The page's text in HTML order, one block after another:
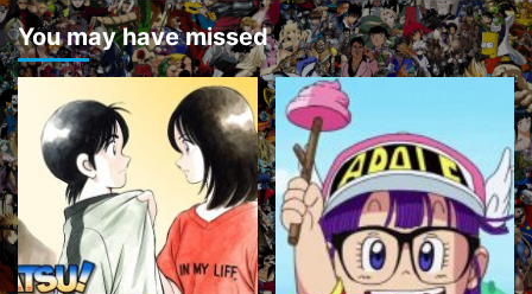
You may have missed